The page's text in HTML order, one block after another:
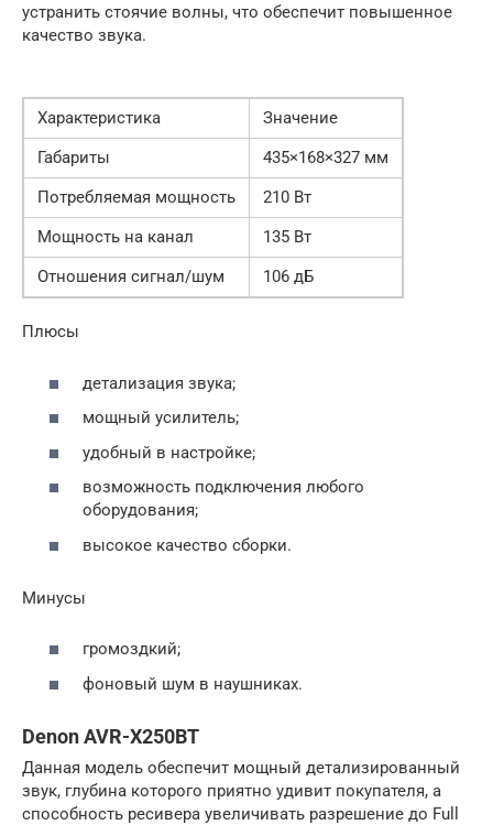
устранить стоячие волны, что обеспечит повышенное
качество звука.
Характеристика
Значение
Габариты
435×168×327 мм
Потребляемая мощность
210 Вт
Мощность на канал
135 Вт
Отношения сигнал/шум
106 дБ
Плюсы
детализация звука;
мощный усилитель;
удобный в настройке;
возможность подключения любого
оборудования;
высокое качество сборки.
Минусы
громоздкий;
фоновый шум в наушниках.
Denon AVR-X250BT
Данная модель обеспечит мощный детализированный
звук, глубина которого приятно удивит покупателя, а
способность ресивера увеличивать разрешение до Full